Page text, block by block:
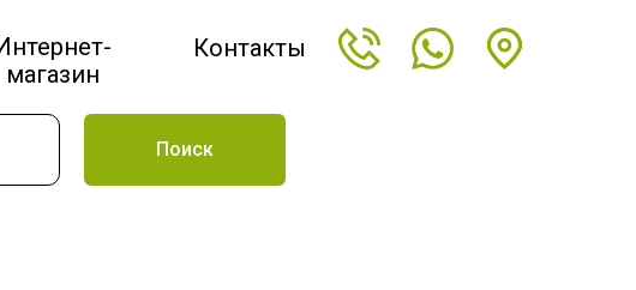
магазин
Контакты
Поиск